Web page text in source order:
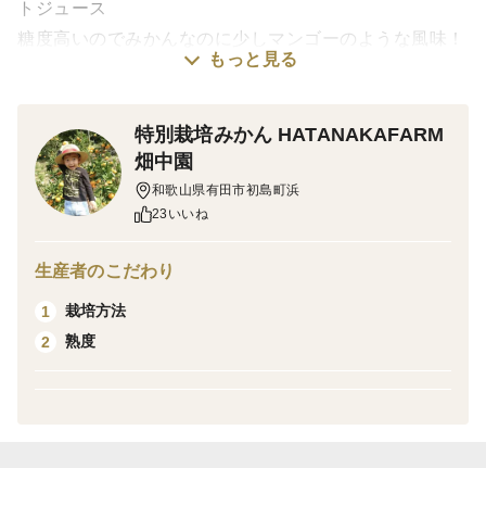
トジュース
糖度高いのでみかんなのに少しマンゴーのような風味！
栽培・生産のこだわり
栽培期間中農薬不使用と有機と特別栽培、オーガニック
の違い。
い、または農薬の使用を控えた栽培です。
有機は有機肥料を使い、禁止された農薬や化学肥料を使
用しないなど、有機JAS規格の条件を満たした栽培で、
もっと見る
特別栽培みかん HATANAKAFARM
畑中園
和歌山県有田市初島町浜
23いいね
生産者のこだわり
1
栽培方法
2
熟度